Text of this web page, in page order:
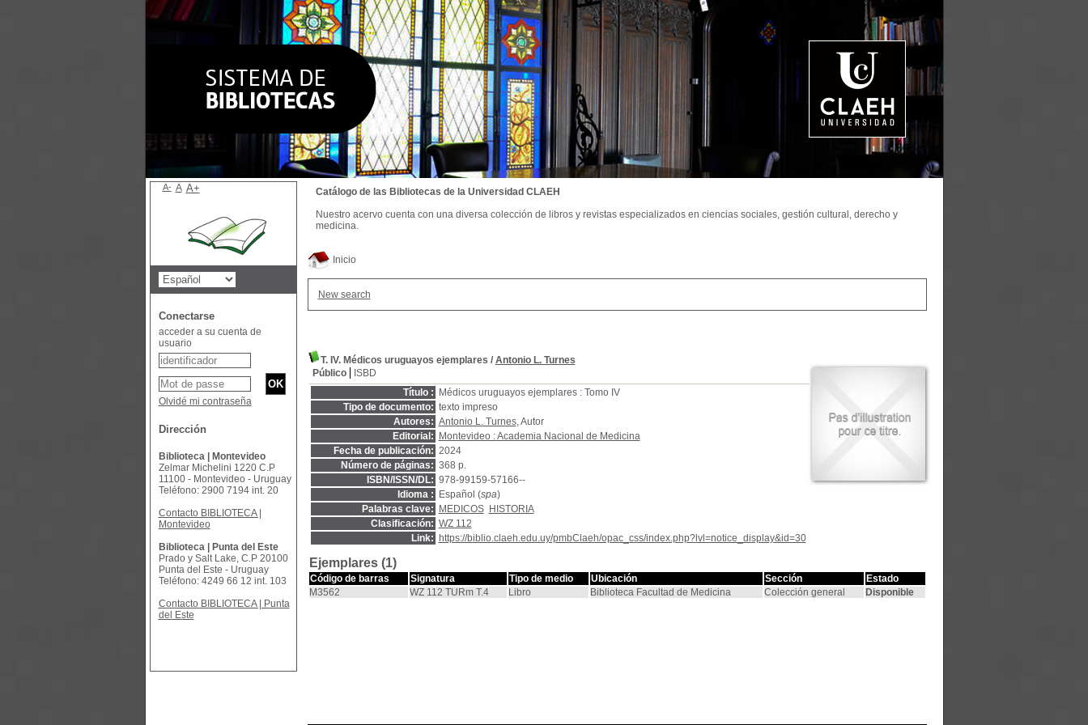
Inicio
New search
T. IV. Médicos uruguayos ejemplares / Antonio L. Turnes
Público
ISBD
Título :
Médicos uruguayos ejemplares : Tomo IV
Tipo de documento: texto impreso
Autores: Antonio L. Turnes, Autor
Editorial:
Montevideo : Academia Nacional de Medicina
Fecha de publicación: 2024
Número de páginas: 368 p.
ISBN/ISSN/DL: 978-99159-57166--
Idioma :
Español (spa)
Palabras clave:
MEDICOS
HISTORIA
Clasificación: WZ 112
Link:
https://biblio.claeh.edu.uy/pmbClaeh/opac_css/index.php?lvl=notice_display&id=30
Ejemplares (1)
Código de barras Signatura Tipo de medio Ubicación Sección
Estado
M3562
WZ 112 TURm T.4 Libro Biblioteca Facultad de Medicina Colección general Disponible
Catálogo de las Bibliotecas de la Universidad CLAEH
Nuestro acervo cuenta con una diversa colección de libros y revistas especializados en ciencias sociales, gestión cultural, derecho y
medicina.
A- A A+
Conectarse
acceder a su cuenta de
usuario
Olvidé mi contraseña
Dirección
Biblioteca | Montevideo
Zelmar Michelini 1220 C.P
11100 - Montevideo - Uruguay
Teléfono: 2900 7194 int. 20
Contacto BIBLIOTECA |
Montevideo
Biblioteca | Punta del Este
Prado y Salt Lake, C.P 20100
Punta del Este - Uruguay
Teléfono: 4249 66 12 int. 103
Contacto BIBLIOTECA | Punta
del Este